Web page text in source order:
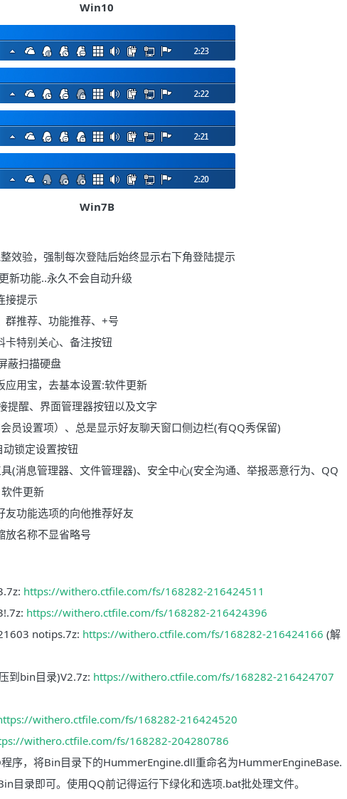
Win10
Win7B
效验，强制每次登陆后始终显示右下角登陆提示
新功能..永久不会自动升级
接提示
群推荐、功能推荐、+号
卡特别关心、备注按钮
蔽扫描硬盘
用宝，去基本设置:软件更新
提醒、界面管理器按钮以及文字
员设置项）、总是显示好友聊天窗口侧边栏(有QQ秀保留)
锁定设置按钮
(消息管理器、文件管理器)、安全中心(安全沟通、举报恶意行为、QQ
件更新
功能选项的向他推荐好友
放名称不显省略号
https://withero.ctfile.com/fs/168282-216424511
https://withero.ctfile.com/fs/168282-216424396
notips.7z: https://withero.ctfile.com/fs/168282-216424166 (解
到bin目录)V2.7z: https://withero.ctfile.com/fs/168282-216424707
withero.ctfile.com/fs/168282-216424520
withero.ctfile.com/fs/168282-204280786
序，将Bin目录下的HummerEngine.dll重命名为HummerEngineBase.
目录即可。使用QQ前记得运行下绿化和选项.bat批处理文件。